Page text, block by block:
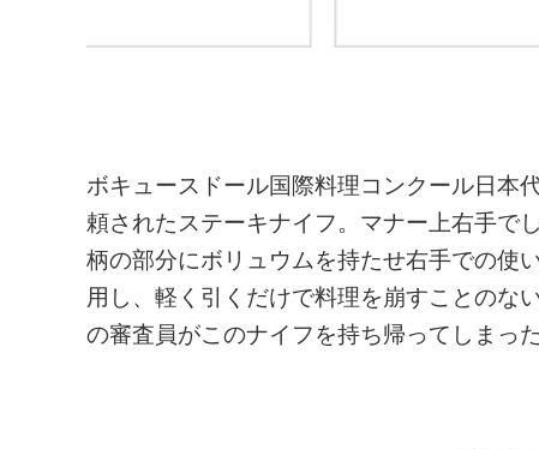
ボキュースドール国際料理コンクール日本
頼されたステーキナイフ。マナー上右手で
柄の部分にボリュウムを持たせ右手での使
用し、軽く引くだけで料理を崩すことのな
の審査員がこのナイフを持ち帰ってしまった